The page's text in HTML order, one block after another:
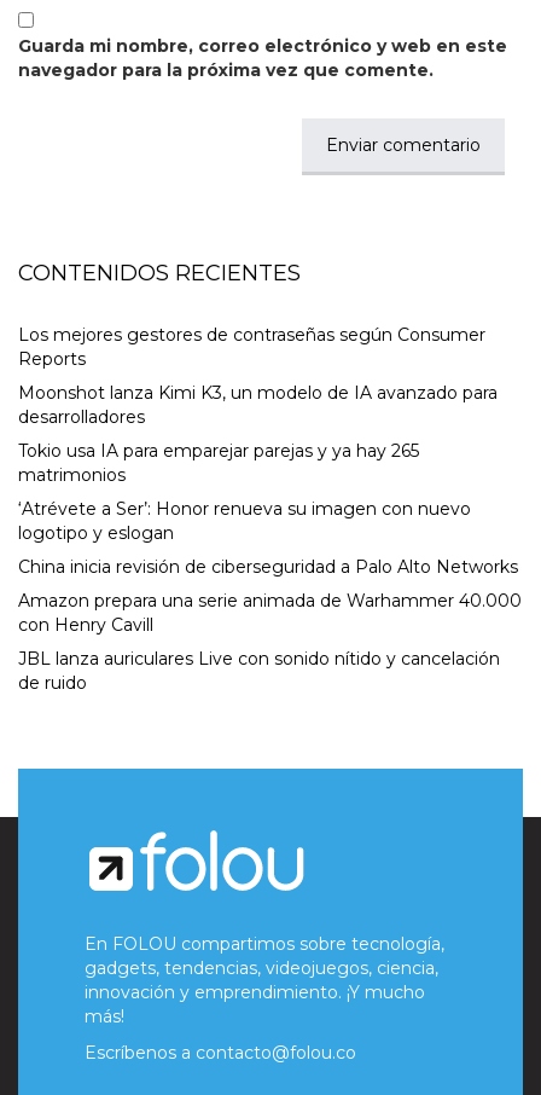
Guarda mi nombre, correo electrónico y web en este
navegador para la próxima vez que comente.
CONTENIDOS RECIENTES
Los mejores gestores de contraseñas según Consumer
Reports
Moonshot lanza Kimi K3, un modelo de IA avanzado para
desarrolladores
Tokio usa IA para emparejar parejas y ya hay 265
matrimonios
‘Atrévete a Ser’: Honor renueva su imagen con nuevo
logotipo y eslogan
China inicia revisión de ciberseguridad a Palo Alto Networks
Amazon prepara una serie animada de Warhammer 40.000
con Henry Cavill
JBL lanza auriculares Live con sonido nítido y cancelación
de ruido
En FOLOU compartimos sobre tecnología,
gadgets, tendencias, videojuegos, ciencia,
innovación y emprendimiento. ¡Y mucho
más!
Escríbenos a contacto@folou.co